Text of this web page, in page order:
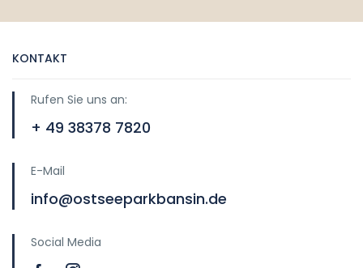
KONTAKT
Rufen Sie uns an:
+ 49 38378 7820
E-Mail
info@ostseeparkbansin.de
Social Media